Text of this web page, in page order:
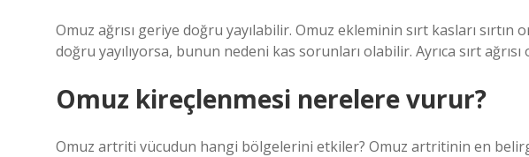
Omuz ağrısı geriye doğru yayılabilir. Omuz ekleminin sırt kasları sırtın
doğru yayılıyorsa, bunun nedeni kas sorunları olabilir. Ayrıca sırt
Omuz kireçlenmesi nerelere vurur?
Omuz artriti vücudun hangi bölgelerini etkiler? Omuz artritinin en